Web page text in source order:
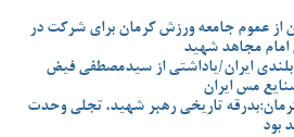
از عموم جامعه ورزش کرمان برای شرکت در
مجاهد شهید
ایران/یاداشتی از سیدمصطفی‌‌ فیض
مس ایران
تاریخی رهبر شهید، تجلی وحدت
بود